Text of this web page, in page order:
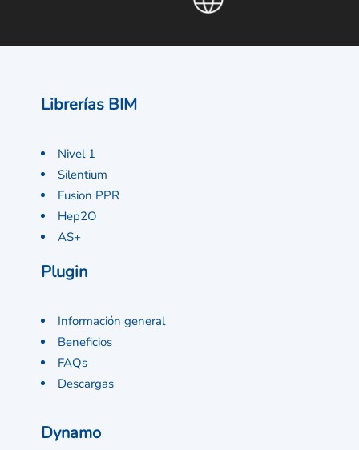
Librerías BIM
Nivel 1
Silentium
Fusion PPR
Hep2O
AS+
Plugin
Información general
Beneficios
FAQs
Descargas
Dynamo